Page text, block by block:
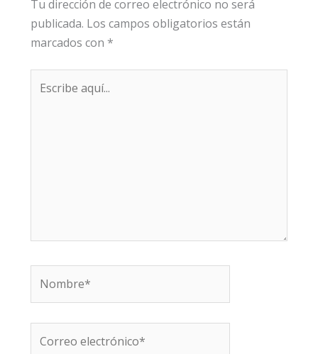
Tu dirección de correo electrónico no será
publicada. Los campos obligatorios están
marcados con *
aquí...
electrónico*